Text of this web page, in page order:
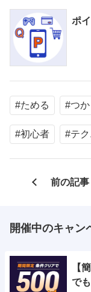
ポ
#ためる #つか
#初心者 #テク
前の記事
開催中のキャン
【
で